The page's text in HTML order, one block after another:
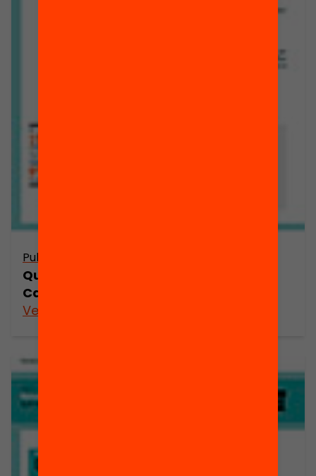
Publicació
Quin model d’FP dual necessita
Catalunya?
Veure’n més